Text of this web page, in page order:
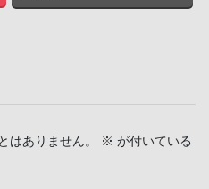
はありません。 ※ が付いている